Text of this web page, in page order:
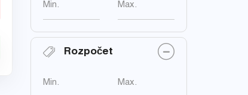
Min. Max.
Rozpočet
Min. Max.